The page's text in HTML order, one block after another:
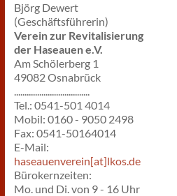
Björg Dewert
(Geschäftsführerin)
Verein zur Revitalisierung
der Haseauen e.V.
Am Schölerberg 1
49082 Osnabrück
....................................
Tel.: 0541-501 4014
Mobil: 0160 - 9050 2498
Fax: 0541-50164014
E-Mail:
haseauenverein[at]lkos.de
Bürokernzeiten:
Mo. und Di. von 9 - 16 Uhr